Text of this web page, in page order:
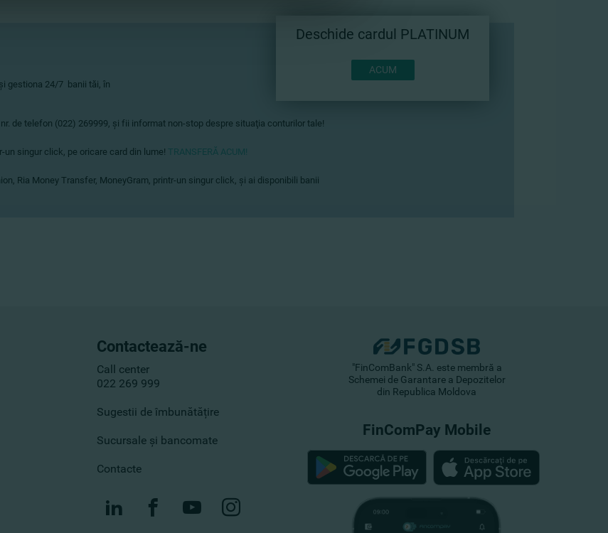
Deschide cardul PLATINUM
ACUM
gestiona 24/7 banii tăi, în
de telefon (022) 269999, şi fii informat non-stop despre situaţia conturilor tale!
un singur click, pe oricare card din lume! TRANSFERĂ ACUM!
Ria Money Transfer, MoneyGram, printr-un singur click, şi ai disponibili banii
Contactează-ne
Call center
022 269 999
Sugestii de îmbunătățire
Sucursale și bancomate
Contacte
"FinComBank" S.A. este membră a
Schemei de Garantare a Depozitelor
din Republica Moldova
FinComPay Mobile